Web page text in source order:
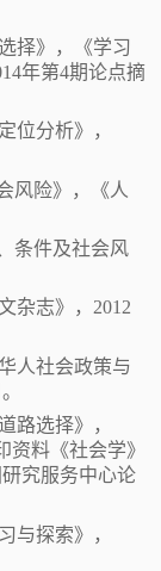
择》，《学习
年第4期论点摘
位分析》，
风险》，《人
条件及社会风
杂志》， 2012
人社会政策与
路选择》，
资料《社会学》
究服务中心论
与探索》，